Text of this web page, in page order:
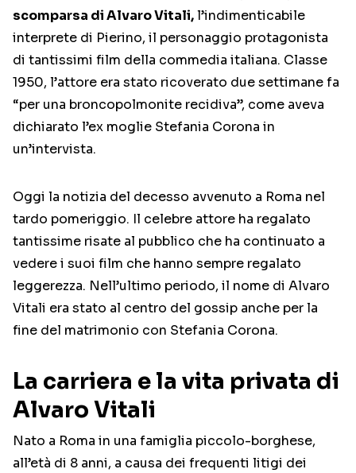
scomparsa di Alvaro Vitali,l’indimenticabile
interprete di Pierino, il personaggio protagonista
di tantissimi film della commedia italiana. Classe
1950, l’attore era stato ricoverato due settimane fa
“per una broncopolmonite recidiva”, come aveva
dichiarato l’ex moglie Stefania Corona in
un’intervista.
Oggi la notizia del decesso avvenuto a Roma nel
tardo pomeriggio. Il celebre attore ha regalato
tantissime risate al pubblico che ha continuato a
vedere i suoi film che hanno sempre regalato
leggerezza. Nell’ultimo periodo, il nome di Alvaro
Vitali era stato al centro del gossip anche per la
fine del matrimonio con Stefania Corona.
La carriera e la vita privata di
Alvaro Vitali
Nato a Roma in una famiglia piccolo-borghese,
all’età di 8 anni, a causa dei frequenti litigi dei